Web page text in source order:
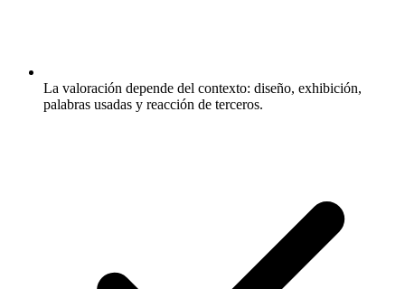
La valoración depende del contexto: diseño, exhibición,
palabras usadas y reacción de terceros.